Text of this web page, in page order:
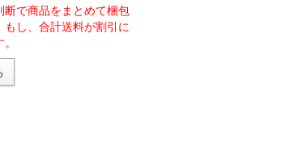
で商品をまとめて梱包
し、合計送料が割引に